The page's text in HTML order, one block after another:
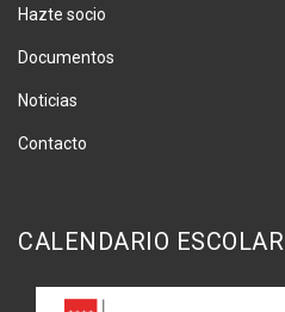
Hazte socio
Documentos
Noticias
Contacto
CALENDARIO ESCOLAR